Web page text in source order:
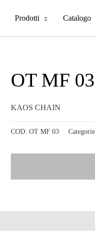
Prodotti Catalogo
OT MF 03
KAOS CHAIN
COD: OT MF 03